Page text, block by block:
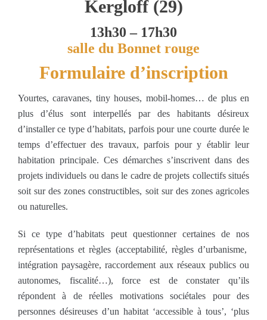
Kergloff (29)
13h30 – 17h30
salle du Bonnet rouge
Formulaire d’inscription
Yourtes, caravanes, tiny houses, mobil-homes… de plus en
plus d’élus sont interpellés par des habitants désireux
d’installer ce type d’habitats, parfois pour une courte durée le
temps d’effectuer des travaux, parfois pour y établir leur
habitation principale. Ces démarches s’inscrivent dans des
projets individuels ou dans le cadre de projets collectifs situés
soit sur des zones constructibles, soit sur des zones agricoles
ou naturelles.
Si ce type d’habitats peut questionner certaines de nos
représentations et règles (acceptabilité, règles d’urbanisme,
intégration paysagère, raccordement aux réseaux publics ou
autonomes, fiscalité…), force est de constater qu’ils
répondent à de réelles motivations sociétales pour des
personnes désireuses d’un habitat ‘accessible à tous’, ‘plus